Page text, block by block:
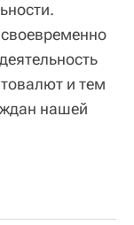
и тем
нашей